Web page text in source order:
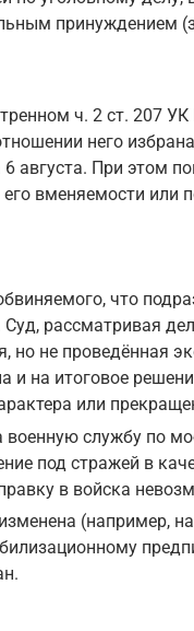
принуждением
ч. 2 ст. 207
него
При этом
вменяемости или
что
рассматривая
не проведённая
на итоговое
или
военную службу по
под стражей в
в войска
(например,